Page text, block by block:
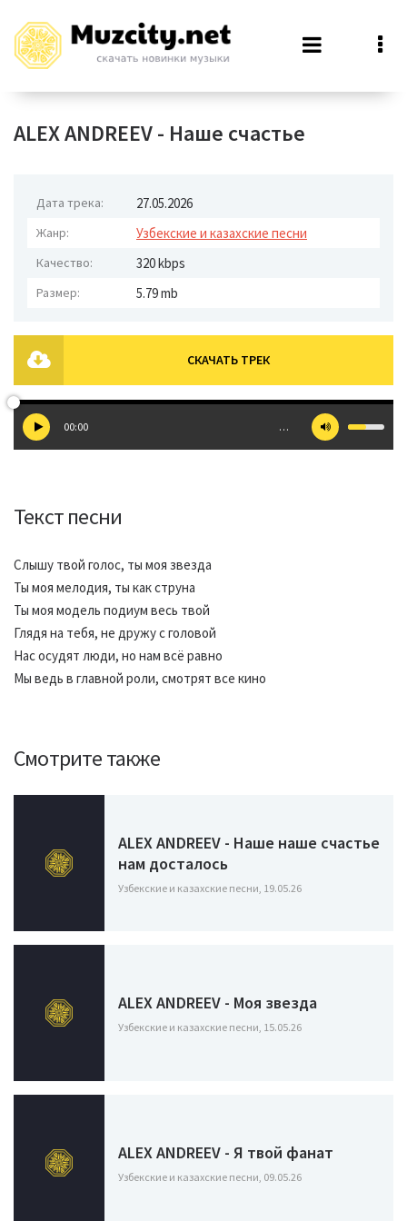
ALEX ANDREEV - Наше счастье
Дата трека: 27.05.2026
Жанр: Узбекские и казахские песни
Качество: 320 kbps
Размер: 5.79 mb
СКАЧАТЬ ТРЕК
00:00 …
Текст песни
Слышу твой голос, ты моя звезда
Ты моя мелодия, ты как струна
Ты моя модель подиум весь твой
Глядя на тебя, не дружу с головой
Нас осудят люди, но нам всё равно
Мы ведь в главной роли, смотрят все кино
Смотрите также
ALEX ANDREEV - Наше наше счастье
нам досталось
Узбекские и казахские песни, 19.05.26
ALEX ANDREEV - Моя звезда
Узбекские и казахские песни, 15.05.26
ALEX ANDREEV - Я твой фанат
Узбекские и казахские песни, 09.05.26